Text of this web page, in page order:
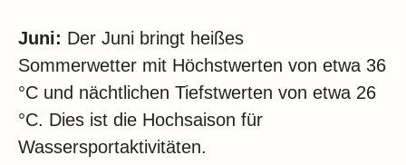
Juni: Der Juni bringt heißes
Sommerwetter mit Höchstwerten von etwa 36
°C und nächtlichen Tiefstwerten von etwa 26
°C. Dies ist die Hochsaison für
Wassersportaktivitäten.